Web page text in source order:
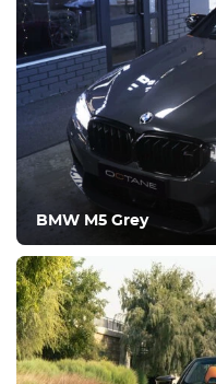
BMW M5 Grey